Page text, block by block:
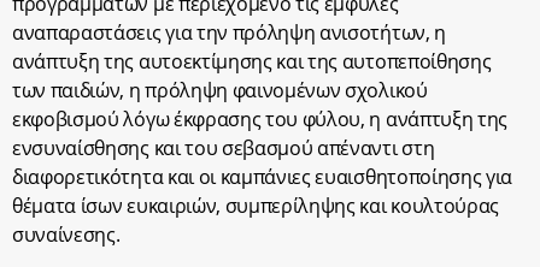
αναπαραστάσεις για την πρόληψη ανισοτήτων, η
ανάπτυξη της αυτοεκτίμησης και της αυτοπεποίθησης
των παιδιών, η πρόληψη φαινομένων σχολικού
εκφοβισμού λόγω έκφρασης του φύλου, η ανάπτυξη της
ενσυναίσθησης και του σεβασμού απέναντι στη
διαφορετικότητα και οι καμπάνιες ευαισθητοποίησης για
θέματα ίσων ευκαιριών, συμπερίληψης και κουλτούρας
συναίνεσης.